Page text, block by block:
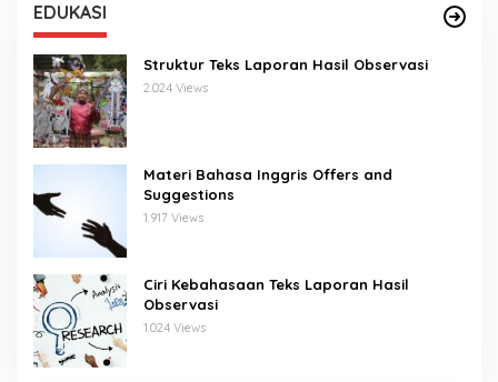
EDUKASI
Struktur Teks Laporan Hasil Observasi
2.024 Views
Materi Bahasa Inggris Offers and
Suggestions
1.917 Views
Ciri Kebahasaan Teks Laporan Hasil
Observasi
1.024 Views